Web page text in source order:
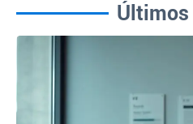
Últimos